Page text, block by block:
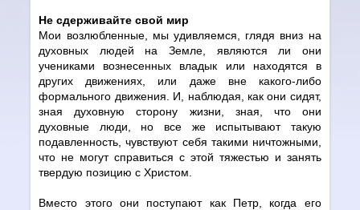
Не сдерживайте свой мир
Мои возлюбленные, мы удивляемся, глядя вниз на
духовных людей на Земле, являются ли они
учениками вознесенных владык или находятся в
других движениях, или даже вне какого-либо
формального движения. И, наблюдая, как они сидят,
зная духовную сторону жизни, зная, что они
духовные люди, но все же испытывают такую
подавленность, чувствуют себя такими ничтожными,
что не могут справиться с этой тяжестью и занять
твердую позицию с Христом.
Вместо этого они поступают как Петр, когда его